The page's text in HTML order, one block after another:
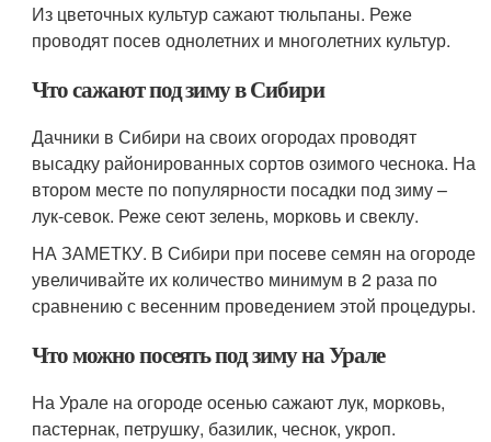
Из цветочных культур сажают тюльпаны. Реже
проводят посев однолетних и многолетних культур.
Что сажают под зиму в Сибири
Дачники в Сибири на своих огородах проводят
высадку районированных сортов озимого чеснока. На
втором месте по популярности посадки под зиму –
лук-севок. Реже сеют зелень, морковь и свеклу.
НА ЗАМЕТКУ. В Сибири при посеве семян на огороде
увеличивайте их количество минимум в 2 раза по
сравнению с весенним проведением этой процедуры.
Что можно посеять под зиму на Урале
На Урале на огороде осенью сажают лук, морковь,
пастернак, петрушку, базилик, чеснок, укроп.